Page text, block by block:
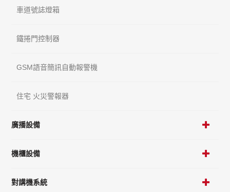
車道號誌燈箱
鐵捲門控制器
GSM語音簡訊自動報警機
住宅 火災警報器
廣播設備
機櫃設備
對講機系統